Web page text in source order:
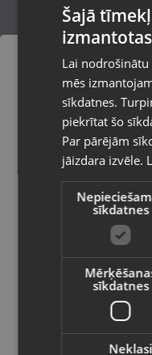
Zelta auskari
Ogre, Skolas iela 4
Stāvoklis Restaurēts
204.00€
/mēn.
Zelta auskari
Pasūtījumi
izvēlēto
Vietnes saturs
valodā
Valsts
Latviešu /
Šajā
Lai
mēs
sīkdatnes.
piekrītat šo
Par pārējām
jāizdara izvēle.
sīkdatnes
sīkdatnes